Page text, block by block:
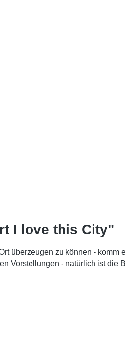
I love this City"
überzeugen zu können -
Vorstellungen - natürlich ist die